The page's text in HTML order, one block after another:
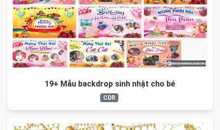
19+ Mẫu backdrop sinh nhật cho bé
CDR